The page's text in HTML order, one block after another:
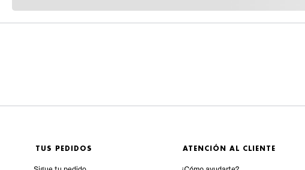
TUS PEDIDOS ATENCIÓN AL CLIENTE